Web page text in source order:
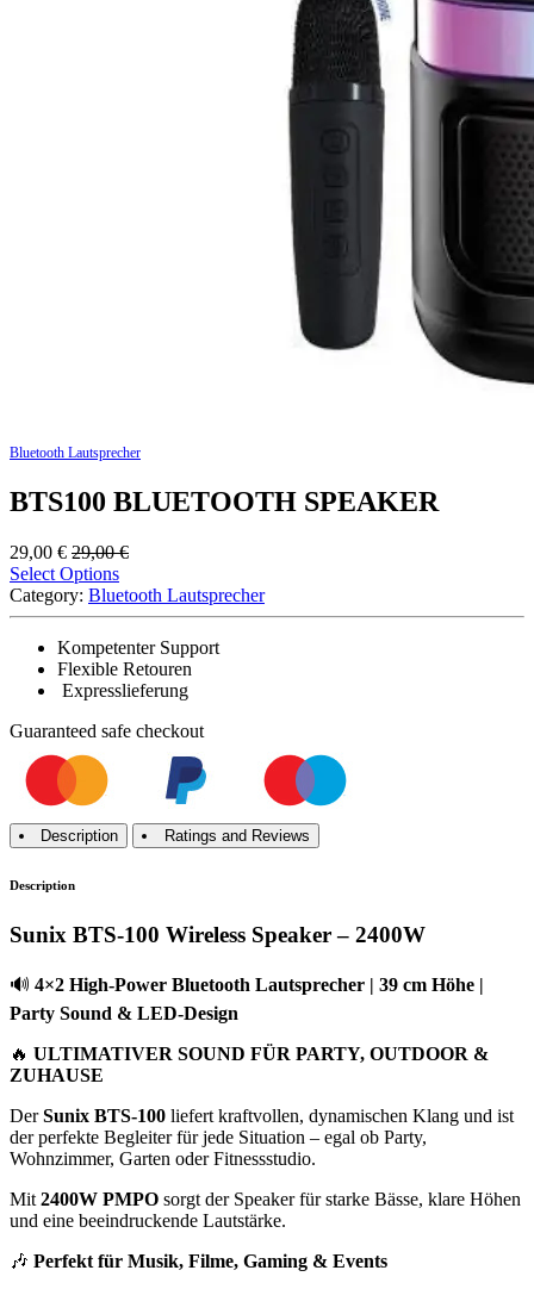
Bluetooth Lautsprecher
BTS100 BLUETOOTH SPEAKER
29,00 € 29,00€
Select Options
Category: Bluetooth Lautsprecher
Kompetenter Support
Flexible Retouren
Expresslieferung
Guaranteed safe checkout
Description Ratings and Reviews
Description
Sunix BTS-100 Wireless Speaker – 2400W
🔊 4×2 High-Power Bluetooth Lautsprecher | 39 cm Höhe |
Party Sound & LED-Design
🔥 ULTIMATIVER SOUND FÜR PARTY, OUTDOOR &
ZUHAUSE
DerSunix BTS-100 liefert kraftvollen, dynamischen Klang und ist
der perfekte Begleiter für jede Situation – egal ob Party,
Wohnzimmer, Garten oder Fitnessstudio.
Mit 2400W PMPO sorgt der Speaker für starke Bässe, klare Höhen
und eine beeindruckende Lautstärke.
🎶 Perfekt für Musik, Filme, Gaming & Events